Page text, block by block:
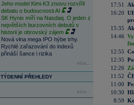
Jeho model Kimi K3 znovu rozvířil
debatu o budoucnosti AI
SK Hynix míří na Nasdaq. O jeden z
největších burzovních debutů v
historii je obrovský zájem
Nová vlna mega IPO hýbe trhy.
Rychlé zařazování do indexů
přináší šance i rizika
více...
TÝDENNÍ PŘEHLEDY
více...
17:51
16:20
15:35
14:46
12:55
12:35
12:26
11:52
11:00
10:30
8:59